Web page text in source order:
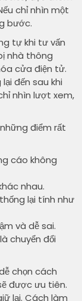
chỉ nhìn một
bước.
tự khi tư vấn
nhà thông
cửa điện tử.
đến sau khi
nhìn lượt xem,
điểm rất
cáo không
nhau.
lại tính như
và dễ sai.
chuyển đổi
chọn cách
được ưu tiên.
lại. Cách làm